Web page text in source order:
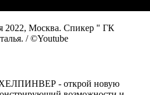
2022, Москва. Спикер " ГК
/ ©Youtube
- открой новую